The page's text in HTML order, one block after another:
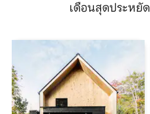
เดือนสุดประหยัด